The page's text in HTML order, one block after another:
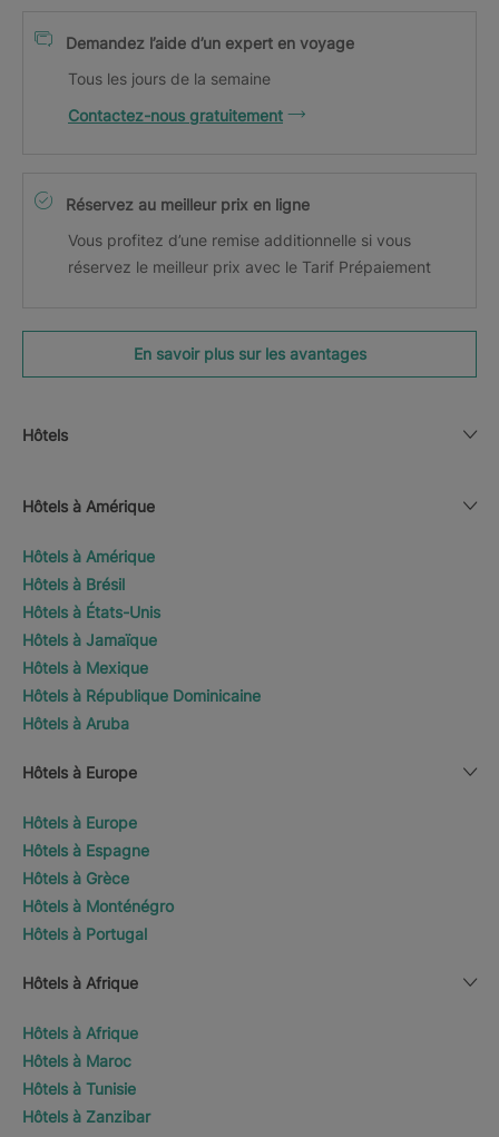
Demandez l’aide d’un expert en voyage
Tous les jours de la semaine
Contactez-nous gratuitement
Réservez au meilleur prix en ligne
Vous profitez d’une remise additionnelle si vous
réservez le meilleur prix avec le Tarif Prépaiement
En savoir plus sur les avantages
Hôtels
Hôtels à Amérique
Hôtels à Amérique
Hôtels à Brésil
Hôtels à États-Unis
Hôtels à Jamaïque
Hôtels à Mexique
Hôtels à République Dominicaine
Hôtels à Aruba
Hôtels à Europe
Hôtels à Europe
Hôtels à Espagne
Hôtels à Grèce
Hôtels à Monténégro
Hôtels à Portugal
Hôtels à Afrique
Hôtels à Afrique
Hôtels à Maroc
Hôtels à Tunisie
Hôtels à Zanzibar